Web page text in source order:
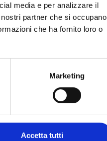
media e per analizzare il
partner che si occupano
che ha fornito loro o
Marketing
Accetta tutti